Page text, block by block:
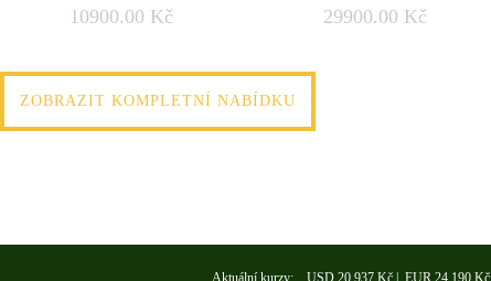
10900.00 Kč 29900.00 Kč
ZOBRAZIT KOMPLETNÍ NABÍDKU
Aktuální kurzy: USD 20,937 Kč | EUR 24,190 Kč